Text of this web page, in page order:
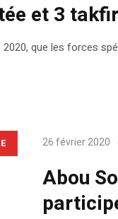
et 3
2020, que les forces
26 février 2020
Abou